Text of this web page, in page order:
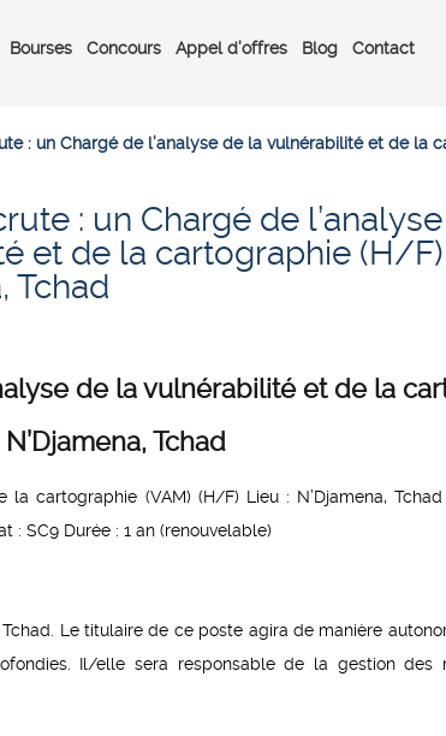
Bourses Concours Appel d’offres Blog Contact
: un Chargé de l’analyse de la vulnérabilité et de la
: un Chargé de
et de la cartographie (H/
Tchad
de la vulnérabilité et de la
Tchad
cartographie (VAM) (H/F) Lieu : N’Djamena,
: SC9 Durée : 1 an (renouvelable)
Le titulaire de ce poste agira de manière
Il/elle sera responsable de la gestion des